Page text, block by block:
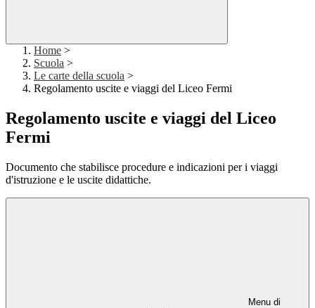
Home >
Scuola >
Le carte della scuola >
Regolamento uscite e viaggi del Liceo Fermi
Regolamento uscite e viaggi del Liceo
Fermi
Documento che stabilisce procedure e indicazioni per i viaggi
d'istruzione e le uscite didattiche.
Menu di